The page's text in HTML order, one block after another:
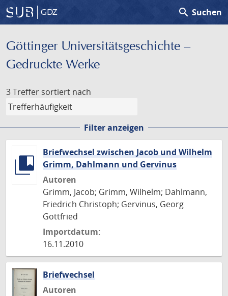
GDZ search Suchen
Göttinger Universitäts­geschichte –
Gedruckte Werke
3 Treffer sortiert nach
Filter anzeigen
Briefwechsel zwischen Jacob und Wilhelm
Grimm, Dahlmann und Gervinus
Autoren
Grimm, Jacob; Grimm, Wilhelm; Dahlmann,
Friedrich Christoph; Gervinus, Georg
Gottfried
Importdatum:
16.11.2010
Briefwechsel
Autoren